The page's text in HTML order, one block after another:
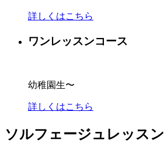
詳しくはこちら
ワンレッスンコース
幼稚園生〜
詳しくはこちら
ソルフェージュレッスン